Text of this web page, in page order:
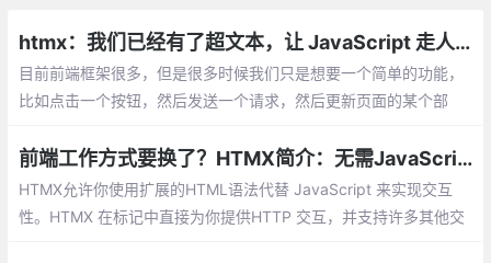
htmx：我们已经有了超文本，让 JavaScript 走人吧
目前前端框架很多，但是很多时候我们只是想要一个简单的功能，
比如点击一个按钮，然后发送一个请求，然后更新页面的某个部
单的工具就可以了
前端工作方式要换了？HTMX简介：无需JavaScript的动态HTML
HTMX允许你使用扩展的HTML语法代替 JavaScript 来实现交互
性。HTMX 在标记中直接为你提供HTTP 交互，并支持许多其他交